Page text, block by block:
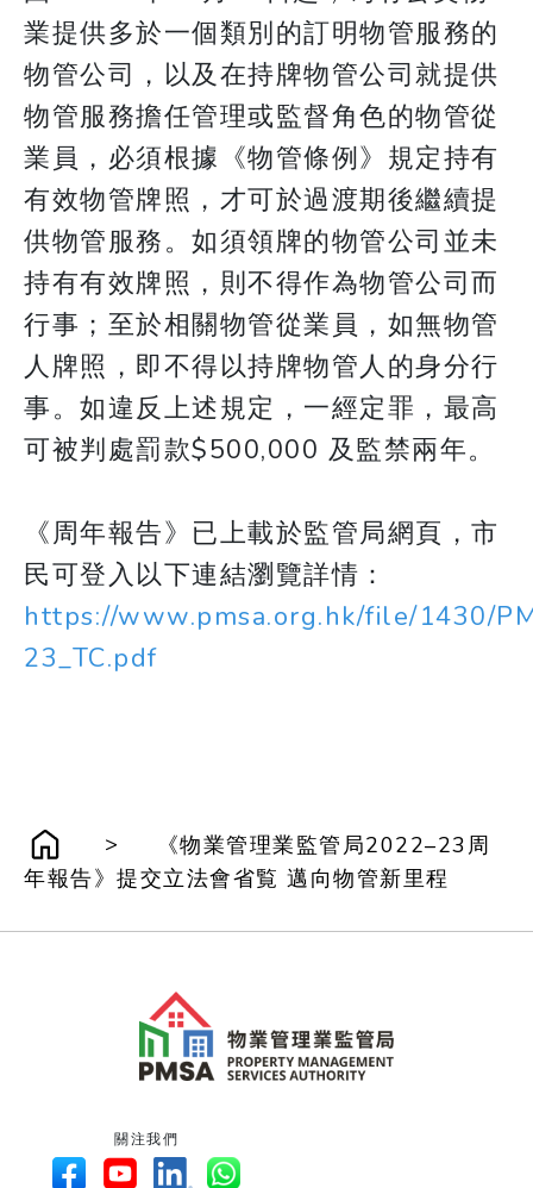
業提供多於一個類別的訂明物管服務的
物管公司，以及在持牌物管公司就提供
物管服務擔任管理或監督角色的物管從
業員，必須根據《物管條例》規定持有
有效物管牌照，才可於過渡期後繼續提
供物管服務。如須領牌的物管公司並未
持有有效牌照，則不得作為物管公司而
行事；至於相關物管從業員，如無物管
人牌照，即不得以持牌物管人的身分行
事。如違反上述規定，一經定罪，最高
可被判處罰款$500,000 及監禁兩年。
《周年報告》已上載於監管局網頁，市
民可登入以下連結瀏覽詳情：
https://www.pmsa.org.hk/file/1430/
23_TC.pdf
>
《物業管理業監管局2022–23周
年報告》提交立法會省覧 邁向物管新里程
關注我們